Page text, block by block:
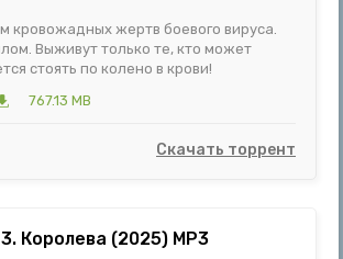
кровожадных жертв боевого вируса.
Выживут только те, кто может
стоять по колено в крови!
767.13 MB
Скачать торрент
Королева (2025) MP3